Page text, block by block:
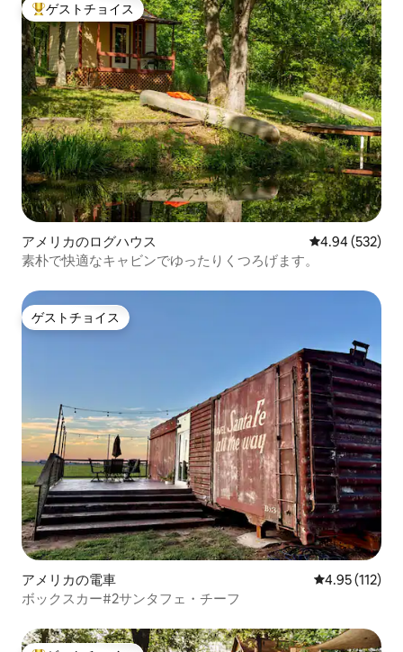
大好評のゲストチョイスです。
ゲストチョイス
アメリカのログハウス レビュー532
4.94 (532)
素朴で快適なキャビンでゆったりくつろげます。
ゲストチョイス
ゲストチョイス
アメリカの電車 レビュー112
4.95 (112)
ボックスカー#2サンタフェ・チーフ